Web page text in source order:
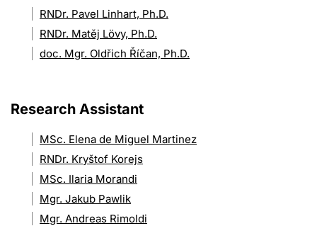
RNDr. Pavel Linhart, Ph.D.
RNDr. Matěj Lövy, Ph.D.
doc. Mgr. Oldřich Říčan, Ph.D.
Research Assistant
MSc. Elena de Miguel Martinez
RNDr. Kryštof Korejs
MSc. Ilaria Morandi
Mgr. Jakub Pawlik
Mgr. Andreas Rimoldi